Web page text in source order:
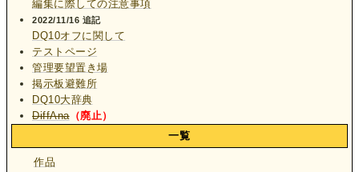
編集に際しての注意事項
2022/11/16 追記
DQ10オフに関して
テストページ
管理要望置き場
掲示板避難所
DQ10大辞典
DiffAna（廃止）
一覧
作品